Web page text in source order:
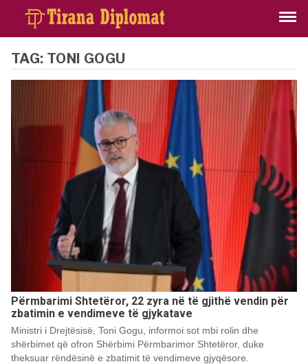
TAG: TONI GOGU
Përmbarimi Shtetëror, 22 zyra në të gjithë vendin për
zbatimin e vendimeve të gjykatave
Ministri i Drejtësisë, Toni Gogu, informoi sot mbi rolin dhe
shërbimet që ofron Shërbimi Përmbarimor Shtetëror, duke
theksuar rëndësinë e zbatimit të vendimeve gjyqësore.